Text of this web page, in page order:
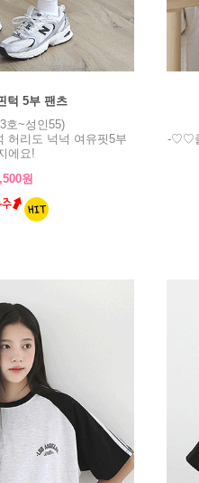
턱 5부 팬츠
호~성인55)
허리도 넉넉 여유핏5부
에요!
원
-♡♡